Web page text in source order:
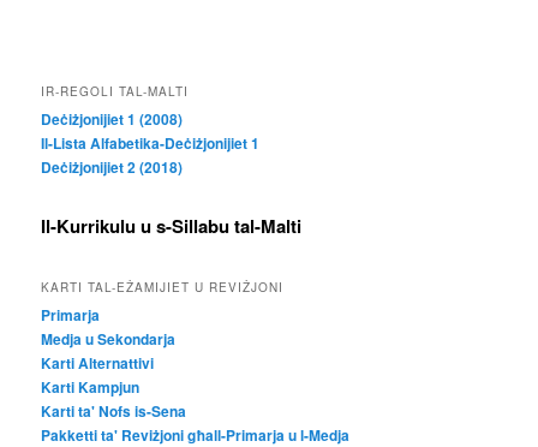
IR-REGOLI TAL-MALTI
Deċiżjonijiet 1 (2008)
Il-Lista Alfabetika-Deċiżjonijiet 1
Deċiżjonijiet 2 (2018)
Il-Kurrikulu u s-Sillabu tal-Malti
KARTI TAL-EŻAMIJIET U REVIŻJONI
Primarja
Medja u Sekondarja
Karti Alternattivi
Karti Kampjun
Karti ta' Nofs is-Sena
Pakketti ta' Reviżjoni għall-Primarja u l-Medja